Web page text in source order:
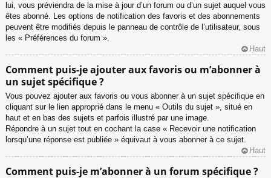
lui, vous préviendra de la mise à jour d’un forum ou d’un sujet auquel vous
êtes abonné. Les options de notification des favoris et des abonnements
peuvent être modifiés depuis le panneau de contrôle de l’utilisateur, sous
les « Préférences du forum ».
Haut
Comment puis-je ajouter aux favoris ou m’abonner à
un sujet spécifique ?
Vous pouvez ajouter aux favoris ou vous abonner à un sujet spécifique en
cliquant sur le lien approprié dans le menu « Outils du sujet », situé en
haut et en bas des sujets et parfois illustré par une image.
Répondre à un sujet tout en cochant la case « Recevoir une notification
lorsqu’une réponse est publiée » équivaut à vous abonner à ce sujet.
Haut
Comment puis-je m’abonner à un forum spécifique ?